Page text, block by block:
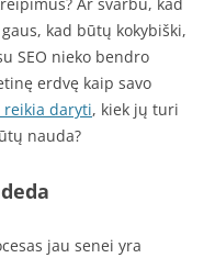
kad būtų kokybiški,
SEO nieko bendro
erdvę kaip savo
daryti, kiek jų turi
nauda?
jau senei yra